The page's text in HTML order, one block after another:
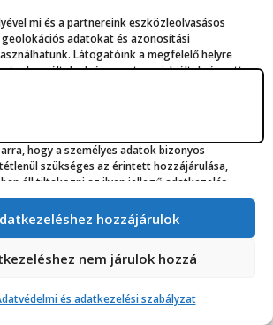
mi és a partnereink eszközleolvasásos
adatokat és azonosítási
Látogatóink a megfelelő helyre
az általunk és a partnereink által végzett
lehetőségként a hozzájárulás megadása
látogatóink részletesebb információkhoz
kereső-beállításaikat.
hogy a személyes adatok bizonyos
szükséges az érintett hozzájárulása,
áll tiltakozni az ilyen jellegű adatkezelés
erre a weboldalra érvényesek. Erre a
az ADATKEZELÉSI TÁJÉKOZTATÓ,
SZABÁLYZAT A PT-WEBOLDALAK
beállítások.
hozzájárulok
nem járulok hozzá
és adatkezelési szabályzat